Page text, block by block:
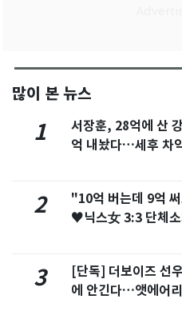
많이 본 뉴스
1
서장훈, 28억에 산
억 내놨다…세후 차
2
"10억 버는데 9억
♥닉스女 3:3 단체
3
[단독] 더보이즈 선
에 안긴다…앳에어